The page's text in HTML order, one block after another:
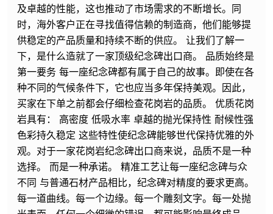
及卓越的性能，这也推动了市场需求的不断增长。同
时，海外客户正在寻找值得信赖的制造商，他们能够提
供稳定的产品质量和持续不断的供应。 让我们了解一
下，是什么造就了一家顶级纪念碑出口商。 品质始终是
第一要务 每一座纪念碑都有属于自己的故事。即使在各
种不同的气候条件下，它也应当多年保持美观。因此，
买家在下单之前都会仔细检查花岗岩的品质。 优质花岗
岩具有： 高密度 低吸水率 卓越的抛光保持性 耐候性强
色彩持久稳定 这些特性使纪念碑能够世代保持优雅的外
观。对于一家花岗岩纪念碑出口商来说，品质不是一种
选择。 而是一种承诺。 精准工艺让每一座纪念碑与众
不同 与普通石材产品相比，纪念碑对精度的要求更高。
每一道曲线。每一个边缘。每一个雕刻文字。每一处抛